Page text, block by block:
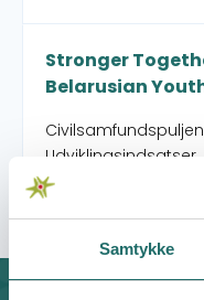
Samtykke
Stronger
Belarusian
Udviklingsindsatser